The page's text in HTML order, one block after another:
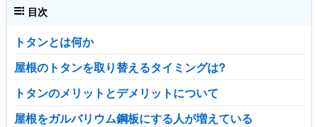
目次
トタンとは何か
屋根のトタンを取り替えるタイミングは?
トタンのメリットとデメリットについて
屋根をガルバリウム鋼板にする人が増えている